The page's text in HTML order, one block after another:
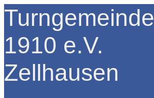
Turngemeinde
1910 e.V.
Zellhausen